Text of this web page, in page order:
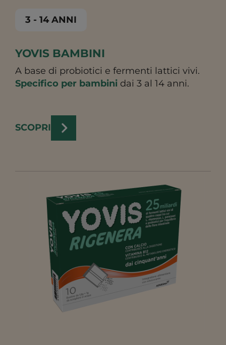
3 - 14 ANNI
YOVIS BAMBINI
A base di probiotici e fermenti lattici vivi.
Specifico per bambini dai 3 al 14 anni.
SCOPRI